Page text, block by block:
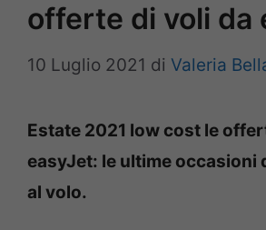
offerte di voli da
10 Luglio 2021 di Valeria
Estate 2021 low cost le
easyJet: le ultime occasioni
al volo.